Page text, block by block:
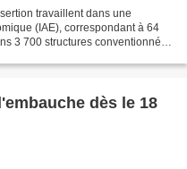
travaillent dans une
(IAE), correspondant à 64
3 700 structures conventionnées
dès le 18